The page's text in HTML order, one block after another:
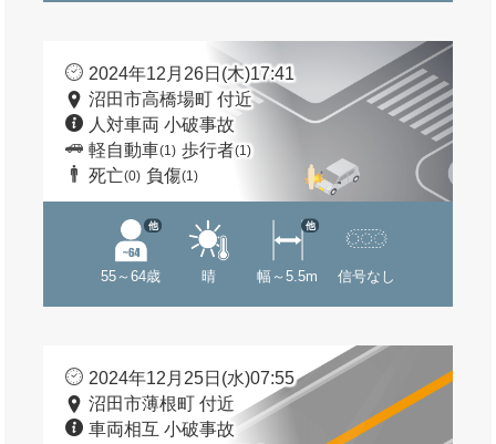
2024年12月26日(木)17:41
沼田市高橋場町 付近
人対車両 小破事故
軽自動車(1) 歩行者(1)
死亡(0) 負傷(1)
55～64歳
他
晴 幅～5.5m
他
信号なし
2024年12月25日(水)07:55
沼田市薄根町 付近
車両相互 小破事故